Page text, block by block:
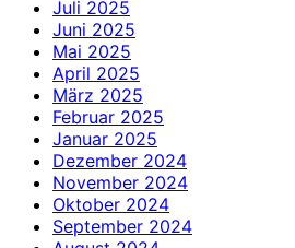
Juli 2025
Juni 2025
Mai 2025
April 2025
März 2025
Februar 2025
Januar 2025
Dezember 2024
November 2024
Oktober 2024
September 2024